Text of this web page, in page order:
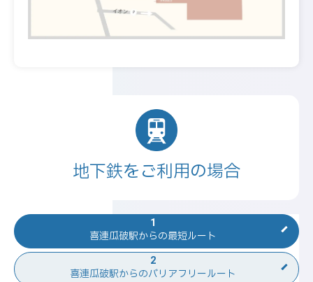
地下鉄をご利用の場合
1
喜連瓜破駅からの最短ルート
2
喜連瓜破駅からのバリアフリールート